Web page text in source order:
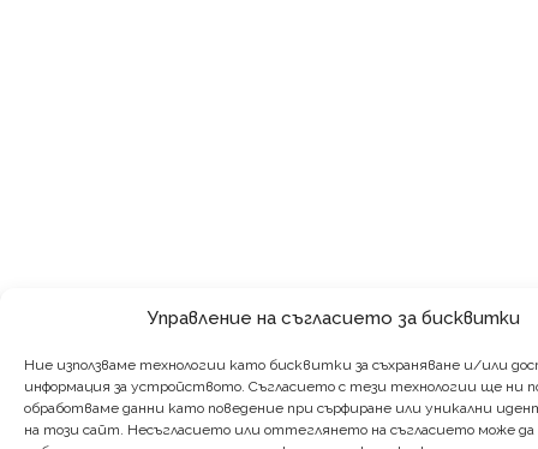
Управление на съгласието за бисквитки
Ние използваме технологии като бисквитки за съхраняване и/или
информация за устройството. Съгласието с тези технологии ще ни
обработваме данни като поведение при сърфиране или уникални
на този сайт. Несъгласието или оттеглянето на съгласието може да